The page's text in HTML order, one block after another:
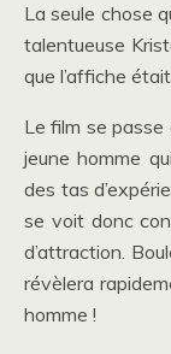
La seule chose
talentueuse
que l’affiche
Le film se passe
jeune homme
des tas
se voit donc
d’attraction.
révèlera
homme !